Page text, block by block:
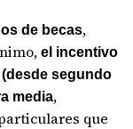
de becas,
el incentivo
segundo
media,
que